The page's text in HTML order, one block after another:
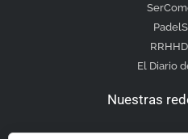
El Diario
Nuestras